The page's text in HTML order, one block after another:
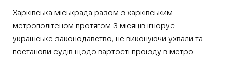
Харківська міськрада разом з харківським
метрополітеном протягом 3 місяців ігнорує
українське законодавство, не виконуючи ухвали та
постанови судів щодо вартості проїзду в метро.